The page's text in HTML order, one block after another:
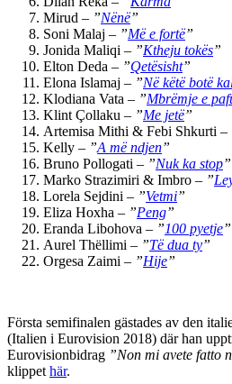
Mirud – ”Nënë”
Soni Malaj – ”Më e fortë”
Jonida Maliqi – ”Ktheju tokës”
Elton Deda – ”Qetësisht”
Elona Islamaj – ”Në këtë botë
Klodiana Vata – ”Mbrëmje e
Klint Çollaku – ”Me jetë”
Artemisa Mithi & Febi Shkurti –
Kelly – ”A më ndjen”
Bruno Pollogati – ”Nuk ka stop”
Marko Strazimiri & Imbro – ”
Lorela Sejdini – ”Vetmi”
Eliza Hoxha – ”Peng”
Eranda Libohova – ”100 pyetje”
Aurel Thëllimi – ”Të dua ty”
Orgesa Zaimi – ”Hije”
Första semifinalen gästades av den
(Italien i Eurovision 2018) där han
Eurovisionbidrag ”Non mi avete fatto
klippet här.